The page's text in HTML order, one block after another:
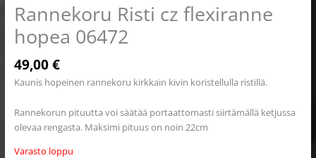
Rannekoru Risti cz flexiranne
hopea 06472
49,00€
Kaunis hopeinen rannekoru kirkkain kivin koristellulla ristillä.
Rannekorun pituutta voi säätää portaattomasti siirtämällä ketjussa
olevaa rengasta. Maksimi pituus on noin 22cm
Varasto loppu